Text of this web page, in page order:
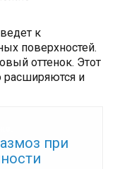
к
поверхностей.
оттенок. Этот
расширяются и
при